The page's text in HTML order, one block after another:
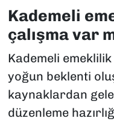
Kademeli
çalışma var
Kademeli
yoğun beklenti
kaynaklardan
düzenleme